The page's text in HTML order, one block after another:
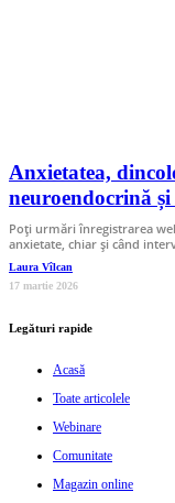
Anxietatea,
neuroendocrină
Poți urmări înregistrarea
anxietate, chiar și când
Laura Vîlcan
17 martie 2026
Legături rapide
Acasă
Toate articolele
Webinare
Comunitate
Magazin online